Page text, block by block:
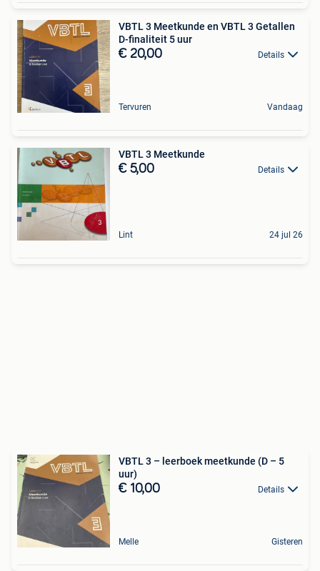
VBTL 3 Meetkunde en VBTL 3 Getallen
D-finaliteit 5 uur
€ 20,00 Details
Tervuren Vandaag
VBTL 3 Meetkunde
€ 5,00 Details
Lint 24 jul 26
VBTL 3 – leerboek meetkunde (D – 5
uur)
€ 10,00 Details
Melle Gisteren